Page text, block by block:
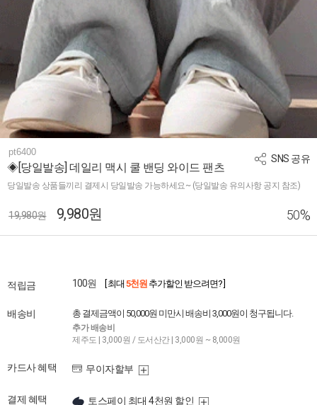
SNS 공유
pt6400
◈[당일발송] 데일리 맥시 쿨 밴딩 와이드 팬츠
당일발송 상품들끼리 결제시 당일발송 가능하세요~ (당일발송 유의사항 공지 참조)
19,980원 9,980원 50%
적립금 100원 [ 최대 5천원 추가할인 받으려면? ]
배송비 총 결제금액이 50,000원 미만시 배송비 3,000원이 청구됩니다.
추가 배송비
제주도 | 3,000원 / 도서산간 | 3,000원 ~ 8,000원
카드사 혜택 무이자할부
결제 혜택 토스페이 최대 4천원 할인